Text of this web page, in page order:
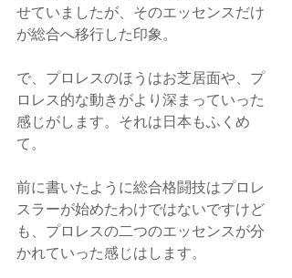
せていましたが、そのエッセンスだけ
が総合へ移行した印象。
で、プロレスのほうはお芝居面や、プ
ロレス的な動きがより深まっていった
感じがします。それは日本もふくめ
て。
前に書いたように総合格闘技はプロレ
スラーが始めたわけではないですけど
も、プロレスの二つのエッセンスが分
かれていった感じはします。